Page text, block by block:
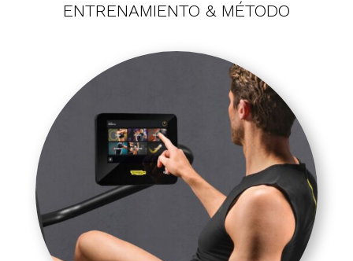
ENTRENAMIENTO & MÉTODO